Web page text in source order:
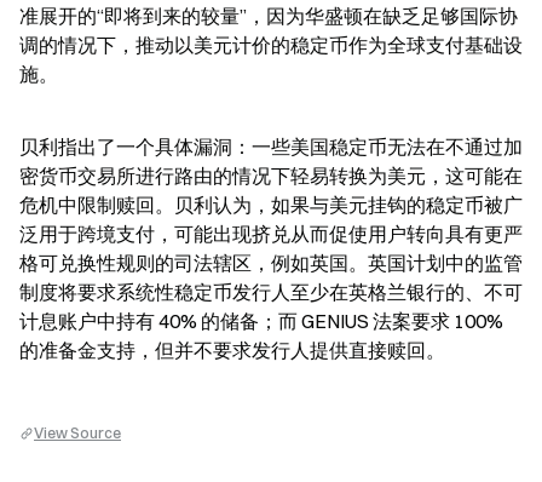
准展开的“即将到来的较量”，因为华盛顿在缺乏足够国际协
调的情况下，推动以美元计价的稳定币作为全球支付基础设
施。
贝利指出了一个具体漏洞：一些美国稳定币无法在不通过加
密货币交易所进行路由的情况下轻易转换为美元，这可能在
危机中限制赎回。贝利认为，如果与美元挂钩的稳定币被广
泛用于跨境支付，可能出现挤兑从而促使用户转向具有更严
格可兑换性规则的司法辖区，例如英国。英国计划中的监管
制度将要求系统性稳定币发行人至少在英格兰银行的、不可
计息账户中持有 40% 的储备；而 GENIUS 法案要求 100%
的准备金支持，但并不要求发行人提供直接赎回。
View Source